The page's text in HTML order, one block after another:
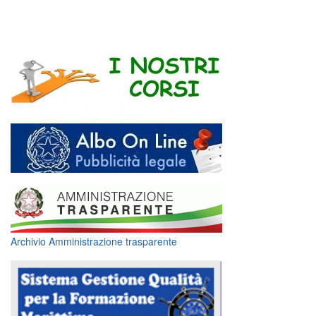
Archivio Amministrazione trasparente